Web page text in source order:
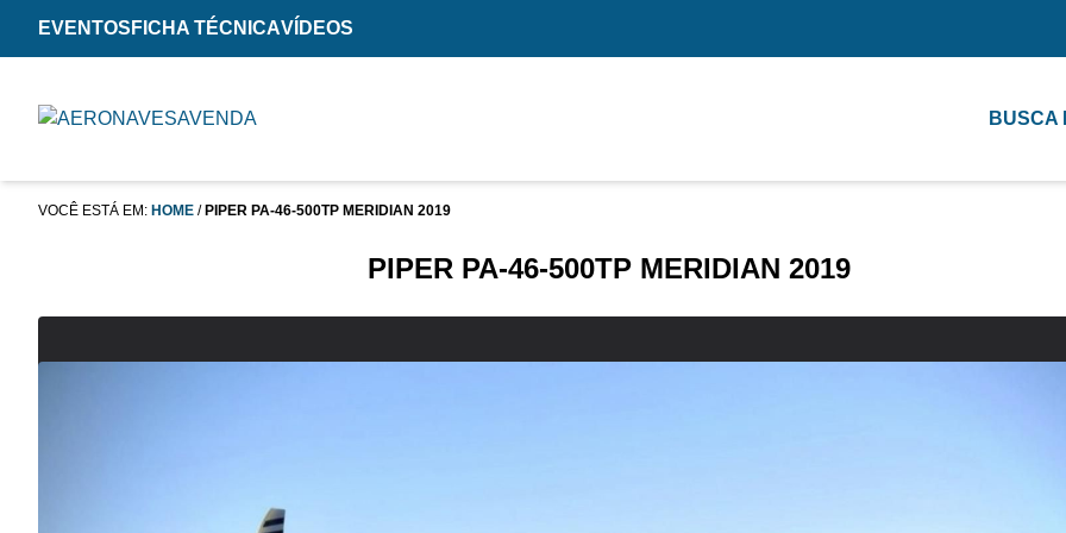
EVENTOS FICHA TÉCNICAVÍDEOS
BUSCA
VOCÊ ESTÁ EM: HOME / PIPER PA-46-500TP MERIDIAN 2019
PIPER PA-46-500TP MERIDIAN 2019